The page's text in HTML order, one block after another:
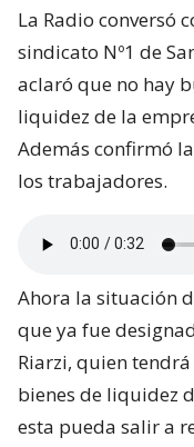
La Radio conversó
sindicato Nº1 de
aclaró que no hay
liquidez de la
Además confirmó
los trabajadores.
Ahora la situación
que ya fue
Riarzi, quien
bienes de liquidez
esta pueda salir a